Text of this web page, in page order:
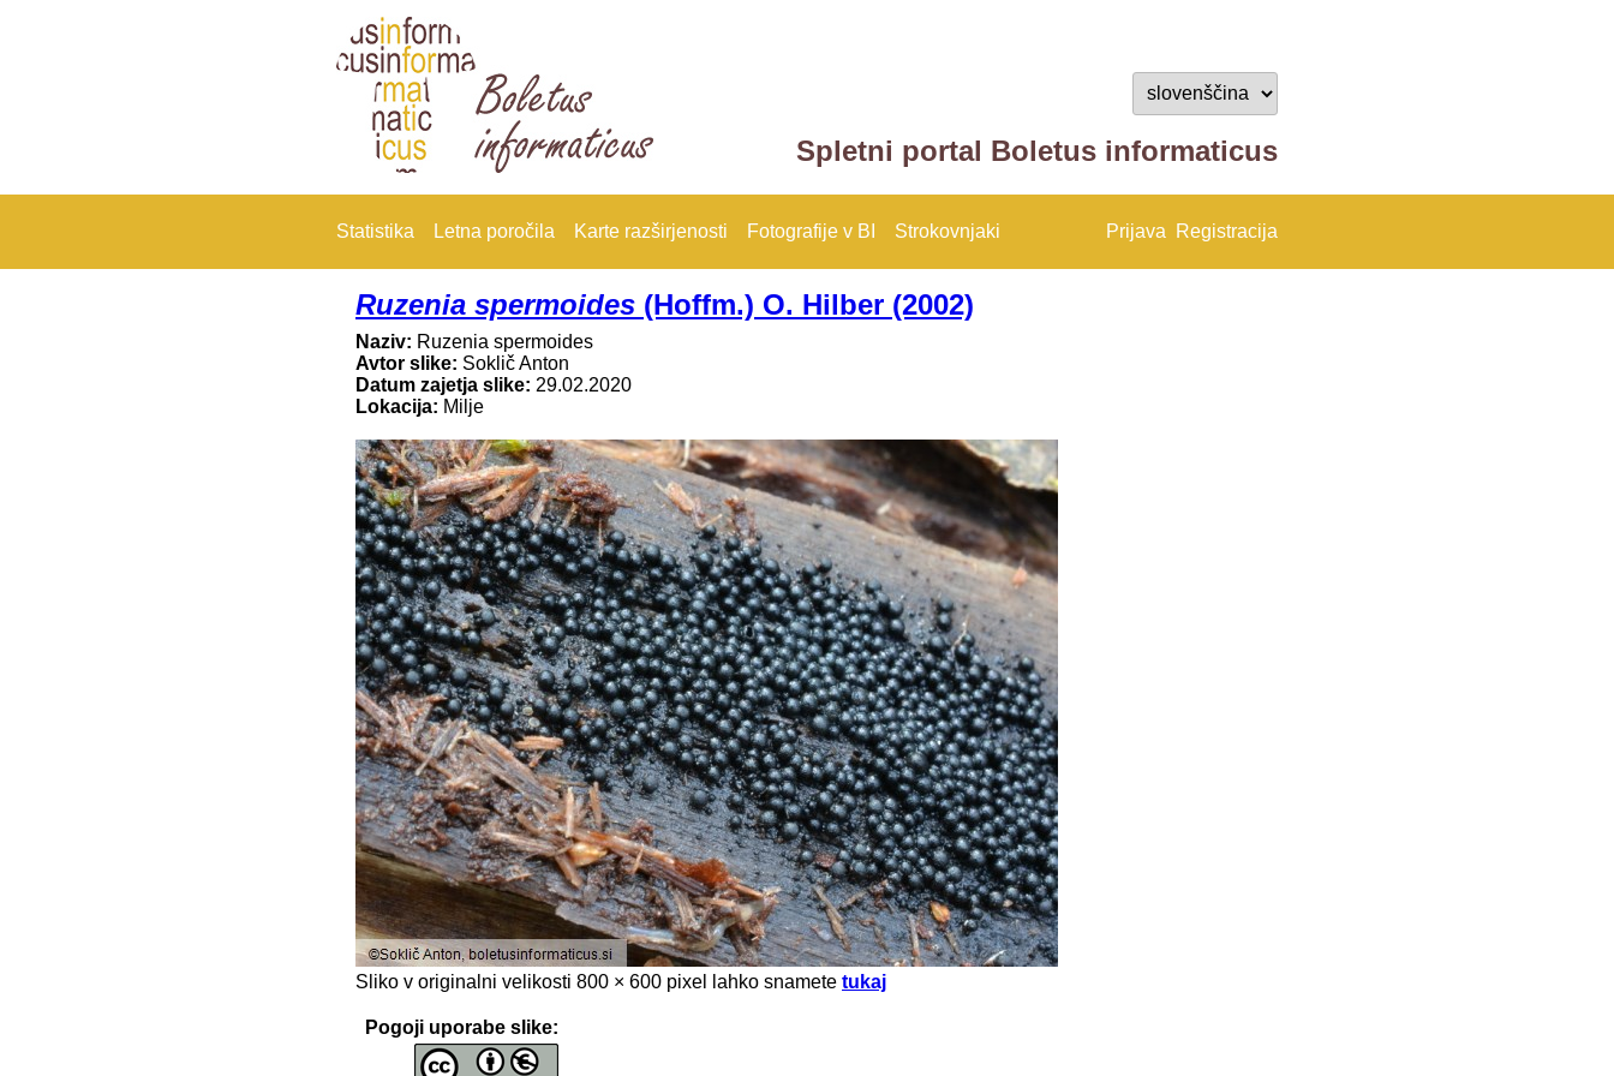
Spletni portal Boletus informaticus
Statistika Letna poročila Karte razširjenosti Fotografije v BI Strokovnjaki Prijava Registracija
Ruzenia spermoides (Hoffm.) O. Hilber (2002)
Naziv: Ruzenia spermoides
Avtor slike: Soklič Anton
Datum zajetja slike: 29.02.2020
Lokacija: Milje
Sliko v originalni velikosti 800 × 600 pixel lahko snamete tukaj
Pogoji uporabe slike: